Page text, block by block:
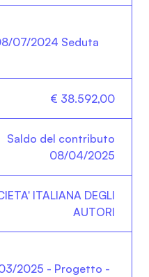
07/2024 Seduta
€ 38.592,00
Saldo del contributo
08/04/2025
ITALIANA DEGLI
AUTORI
03/2025 - Progetto -